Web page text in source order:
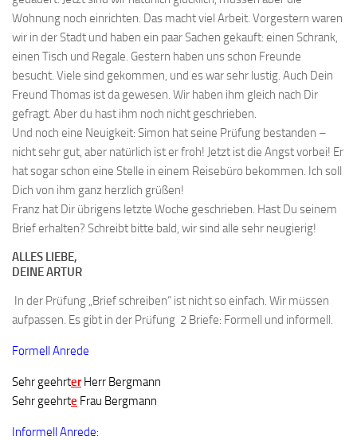
Wohnung noch einrichten. Das macht viel Arbeit. Vorgestern waren
wir in der Stadt und haben ein paar Sachen gekauft: einen Schrank,
einen Tisch und Regale. Gestern haben uns schon Freunde
besucht. Viele sind gekommen, und es war sehr lustig. Auch Dein
Freund Thomas ist da gewesen. Wir haben ihm gleich nach Dir
gefragt. Aber du hast ihm noch nicht geschrieben.
Und noch eine Neuigkeit: Simon hat seine Prüfung bestanden –
nicht sehr gut, aber natürlich ist er froh! Jetzt ist die Angst vorbei! Er
hat sogar schon eine Stelle in einem Reisebüro bekommen. Ich soll
Dich von ihm ganz herzlich grüßen!
Franz hat Dir übrigens letzte Woche geschrieben. Hast Du seinem
Brief erhalten? Schreibt bitte bald, wir sind alle sehr neugierig!
ALLES LIEBE,
DEINE ARTUR
In der Prüfung „Brief schreiben“ ist nicht so einfach. Wir müssen
aufpassen. Es gibt in der Prüfung 2 Briefe: Formell und informell.
Formell Anrede
Sehr geehrterHerr Bergmann
Sehr geehrte Frau Bergmann
Informell Anrede: